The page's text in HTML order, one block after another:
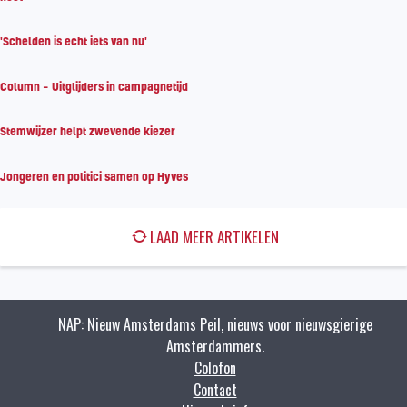
'Schelden is echt iets van nu'
Column – Uitglijders in campagnetijd
Stemwijzer helpt zwevende kiezer
Jongeren en politici samen op Hyves
LAAD MEER ARTIKELEN
NAP: Nieuw Amsterdams Peil, nieuws voor nieuwsgierige
Amsterdammers.
Colofon
Contact